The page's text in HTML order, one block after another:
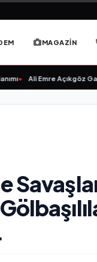
MAGAZIN
• Ali Emre Açıkgöz